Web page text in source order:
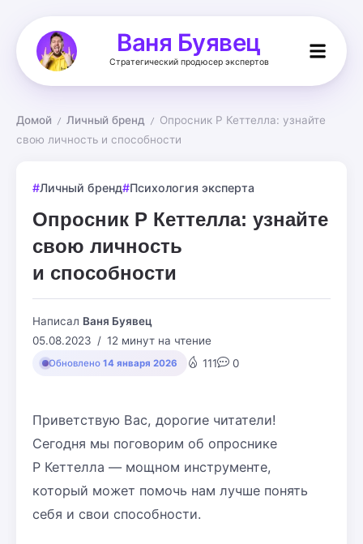
Ваня Буявец
Стратегический продюсер экспертов
Домой / Личный бренд /
Опросник Р Кеттелла: узнайте
свою личность и способности
Личный бренд Психология эксперта
Опросник Р Кеттелла: узнайте
свою личность
и способности
Написал Ваня Буявец
05.08.2023
12 минут на чтение
Обновлено 14 января 2026 111 0
Приветствую Вас, дорогие читатели!
Сегодня мы поговорим об опроснике
Р Кеттелла — мощном инструменте,
который может помочь нам лучше понять
себя и свои способности.